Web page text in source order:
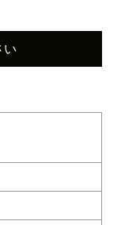
い